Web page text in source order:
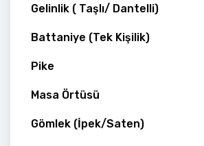
Gelinlik ( Taşlı/ Dantelli)
Battaniye (Tek Kişilik)
Pike
Masa Örtüsü
Gömlek (İpek/Saten)